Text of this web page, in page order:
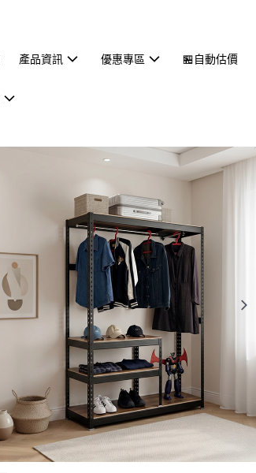
產品資訊 優惠專區 🏪自動估價